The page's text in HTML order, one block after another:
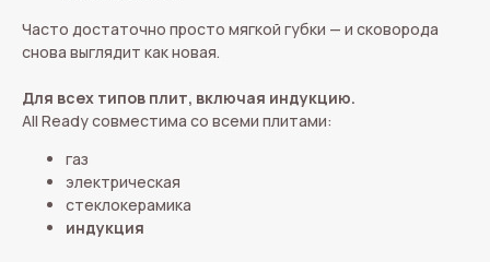
Часто достаточно просто мягкой губки — и сковорода
снова выглядит как новая.
Для всех типов плит, включая индукцию.
All Ready совместима со всеми плитами:
газ
электрическая
стеклокерамика
индукция